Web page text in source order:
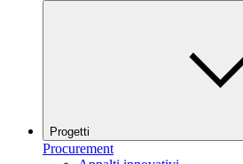
Progetti
Procurement